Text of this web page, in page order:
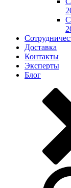
Доставка
Контакты
Эксперты
Блог